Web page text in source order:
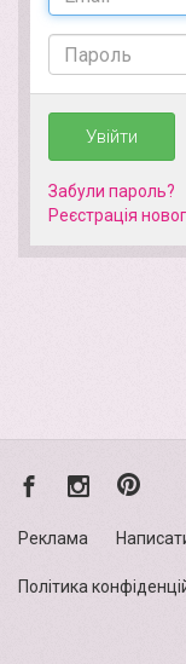
Увійти
Забули пароль?
Реєстрація
Реклама
Політика